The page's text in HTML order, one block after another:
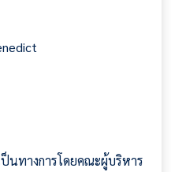
ป็นทางการโดยคณะผู้บริหาร